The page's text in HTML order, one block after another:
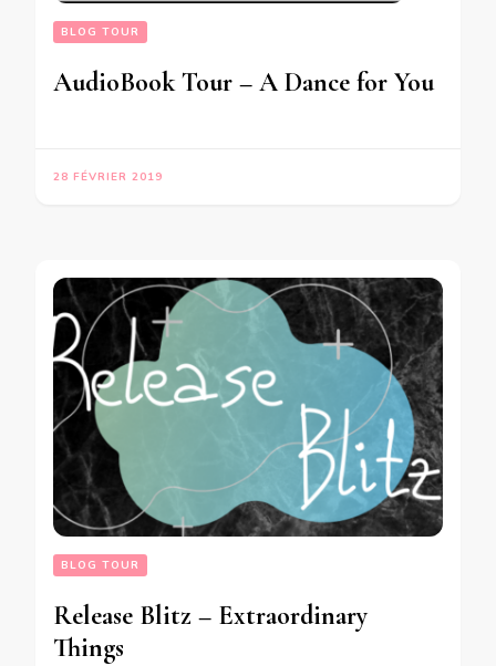
BLOG TOUR
AudioBook Tour – A Dance for You
28 FÉVRIER 2019
BLOG TOUR
Release Blitz – Extraordinary
Things